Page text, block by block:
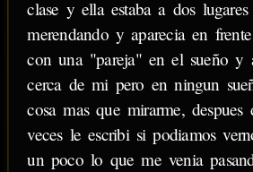
clase y ella estaba a dos
merendando y aparecia en
con una "pareja" en el sueño y
cerca de mi pero en ningun
cosa mas que mirarme, despues
veces le escribi si podiamos
un poco lo que me venia